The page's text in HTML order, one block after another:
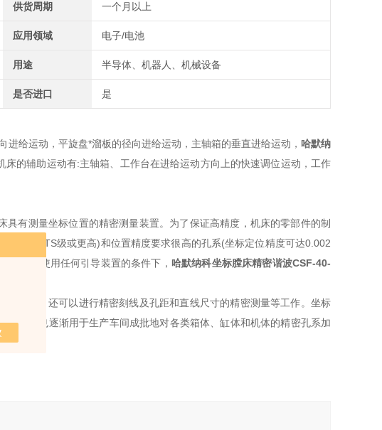
供货周期 一个月以上
应用领域 电子/电池
用途 半导体、机器人、机械设备
是否进口 是
给运动，平旋盘*溜板的径向进给运动，主轴箱的垂直进给运动， 哈默纳
床的辅助运动有:主轴箱、工作台在进给运动方向上的快速调位运动，工作
有测量坐标位置的精密测量装置。为了保证高精度， 机床的零部件的制
密孔(ITS级或更高)和位置精度要求很高的孔系(坐标定位精度可达0.002
以在不使用任何引导装置的条件下， 哈默纳科坐标膛床精密谐波CSF-40-
槽外，还可以进行精密刻线及孔距和直线尺寸的精密测量等工作。坐标
工，也逐渐用于生产车间成批地对各类箱体、缸体和机体的精密孔系加